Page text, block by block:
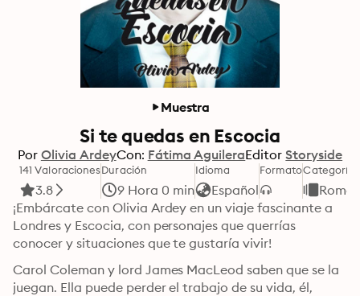
Muestra
Si te quedas en Escocia
Por Olivia ArdeyCon: Fátima AguileraEditor Storyside
141 Valoraciones
3.8
Duración
9 Hora 0 min
Idioma
Español
FormatoCategoría
¡Embárcate con Olivia Ardey en un viaje fascinante a
Londres y Escocia, con personajes que querrías
Carol Coleman y lord James MacLeod saben que se la
juegan. Ella puede perder el trabajo de su vida, él,